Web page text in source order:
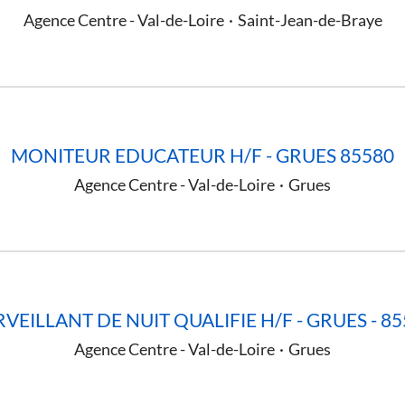
Agence Centre - Val-de-Loire · Saint-Jean-de-Braye
MONITEUR EDUCATEUR H/F - GRUES 85580
Agence Centre - Val-de-Loire · Grues
DE NUIT QUALIFIE H/F - GRUES -
Agence Centre - Val-de-Loire · Grues